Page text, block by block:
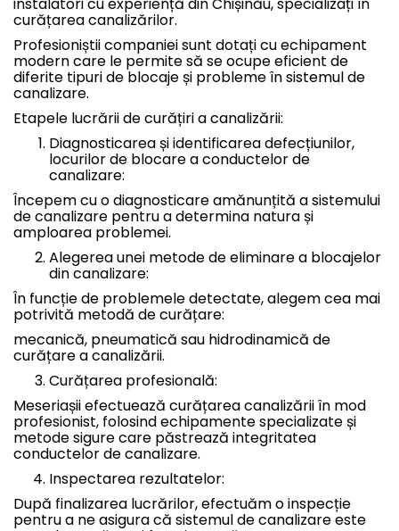
curățarea canalizărilor.
Profesioniștii companiei sunt dotați cu echipament
modern care le permite să se ocupe eficient de
diferite tipuri de blocaje și probleme în sistemul de
canalizare.
Etapele lucrării de curățiri a canalizării:
Diagnosticarea și identificarea defecțiunilor,
locurilor de blocare a conductelor de
canalizare:
Începem cu o diagnosticare amănunțită a sistemului
de canalizare pentru a determina natura și
amploarea problemei.
Alegerea unei metode de eliminare a blocajelor
din canalizare:
În funcție de problemele detectate, alegem cea mai
potrivită metodă de curățare:
mecanică, pneumatică sau hidrodinamică de
curățare a canalizării.
Curățarea profesională:
Meseriașii efectuează curățarea canalizării în mod
profesionist, folosind echipamente specializate și
metode sigure care păstrează integritatea
conductelor de canalizare.
Inspectarea rezultatelor:
După finalizarea lucrărilor, efectuăm o inspecție
pentru a ne asigura că sistemul de canalizare este